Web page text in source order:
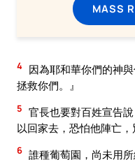
MASS
4 因為耶和華你們的神
拯救你們。』
5 官長也要對百姓宣告
以回家去，恐怕他陣亡，
6 誰種葡萄園，尚未用